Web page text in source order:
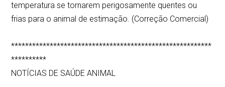
temperatura se tornarem perigosamente quentes ou
frias para o animal de estimação. (Correção Comercial)
*********************************************************
**********
NOTÍCIAS DE SAÚDE ANIMAL